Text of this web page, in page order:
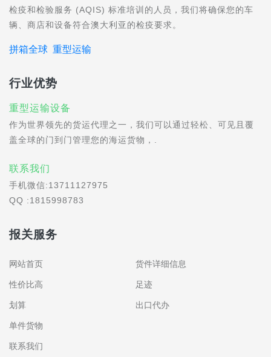
检疫和检验服务 (AQIS) 标准培训的人员，我们将确保您的车
辆、商店和设备符合澳大利亚的检疫要求。
拼箱全球 重型运输
行业优势
重型运输设备
作为世界领先的货运代理之一，我们可以通过轻松、可见且覆
盖全球的门到门管理您的海运货物，.
联系我们
手机微信:13711127975
QQ :1815998783
报关服务
网站首页
性价比高
划算
单件货物
联系我们
货件详细信息
足迹
出口代办